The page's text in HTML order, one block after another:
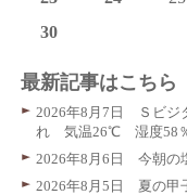
30
最新記事はこちら
2026年8月7日 Ｓビ
れ 気温26℃ 湿度58
2026年8月6日 今朝
2026年8月5日 夏の